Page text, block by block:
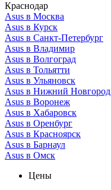
Краснодар
Asus в Москва
Asus в Курск
Asus в Санкт-Петербург
Asus в Владимир
Asus в Волгоград
Asus в Тольятти
Asus в Ульяновск
Asus в Нижний Новгород
Asus в Воронеж
Asus в Хабаровск
Asus в Оренбург
Asus в Красноярск
Asus в Барнаул
Asus в Омск
Цены